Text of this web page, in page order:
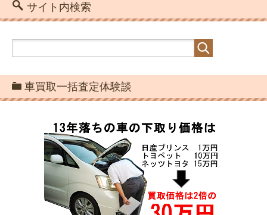
サイト内検索
車買取一括査定体験談